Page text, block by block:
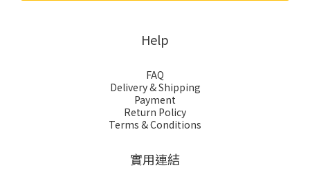
Help
FAQ
Delivery & Shipping
Payment
Return Policy
Terms & Conditions
實用連結